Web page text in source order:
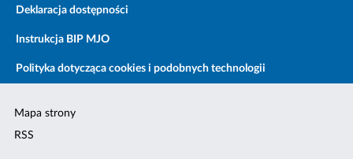
Deklaracja dostępności
Instrukcja BIP MJO
Polityka dotycząca cookies i podobnych technologii
Mapa strony
RSS